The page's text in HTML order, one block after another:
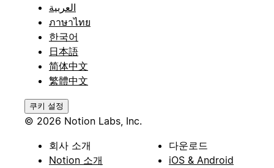
العربية
ภาษาไทย
한국어
日本語
简体中文
繁體中文
쿠키 설정
© 2026 Notion Labs, Inc.
회사 소개
Notion 소개
다운로드
iOS & Android